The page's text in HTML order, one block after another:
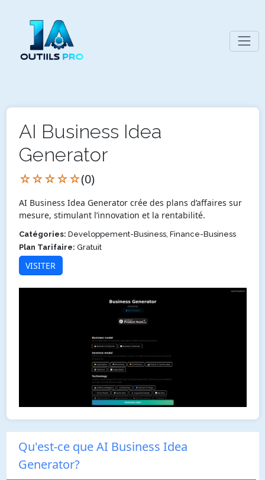
AI Business Idea
Generator
☆☆☆☆☆(0)
AI Business Idea Generator crée des plans d’affaires sur
mesure, stimulant l’innovation et la rentabilité.
Catégories: Developpement-Business, Finance-Business
Plan Tarifaire: Gratuit
VISITER
Qu'est-ce que AI Business Idea
Generator?